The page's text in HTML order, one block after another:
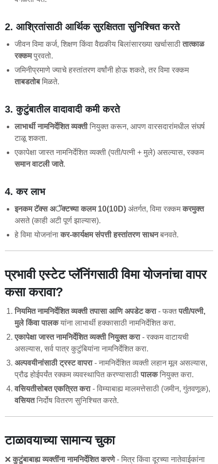
2. आश्रितांसाठी आर्थिक सुरक्षितता सुनिश्चित करते
जीवन विमा कर्ज, शिक्षण किंवा वैद्यकीय बिलांसारख्या खर्चासाठीतात्काळ
रक्कमपुरवतो.
जमिनीप्रमाणे ज्याचे हस्तांतरण वर्षांनी होऊ शकते, तर विमा रक्कम
ताबडतोबमिळते.
3. कुटुंबातील वादावादी कमी करते
लाभार्थी नामनिर्देशित व्यक्तीनियुक्त करून, आपण वारसदारांमधील संघर्ष
टाळू शकता.
एकापेक्षा जास्त नामनिर्देशित व्यक्ती (पती/पत्नी + मुले) असल्यास, रक्कम
समान वाटली जाते.
4. कर लाभ
इनकम टॅक्स अॅक्टच्या कलम 10(10D) अंतर्गत, विमा रक्कमकरमुक्त
असते (काही अटी पूर्ण झाल्यास).
हे विमा योजनांनाकर-कार्यक्षम संपत्ती हस्तांतरण साधनबनवते.
प्रभावी एस्टेट प्लॅनिंगसाठी विमा योजनांचा वापर
कसा करावा?
नियमित नामनिर्देशित व्यक्ती तपासा आणि अपडेट करा- फक्तपती/पत्नी,
मुले किंवा पालकयांना लाभार्थी हक्कासाठी नामनिर्देशित करा.
एकापेक्षा जास्त नामनिर्देशित व्यक्ती नियुक्त करा- रक्कम वाटायची
असल्यास, सर्व पात्र कुटुंबियांना नामनिर्देशित करा.
अल्पवयीनांसाठी ट्रस्ट वापरा- नामनिर्देशित व्यक्ती लहान मूल असल्यास,
प्रौढ होईपर्यंत रक्कम व्यवस्थापित करण्यासाठीपालकनियुक्त करा.
वसियतीसोबत एकत्रित करा- विम्याबाह्य मालमत्तेसाठी (जमीन, गुंतवणूक),
वसियतनिर्दोष वितरण सुनिश्चित करते.
टाळावयाच्या सामान्य चुका
❌कुटुंबाबाह्य व्यक्तींना नामनिर्देशित करणे- मित्र किंवा दूरच्या नातेवाईकांना